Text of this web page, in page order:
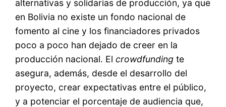
alternativas y solidarias de producción, ya que
en Bolivia no existe un fondo nacional de
fomento al cine y los financiadores privados
poco a poco han dejado de creer en la
producción nacional. Elcrowdfundingte
asegura, además, desde el desarrollo del
proyecto, crear expectativas entre el público,
y a potenciar el porcentaje de audiencia que,